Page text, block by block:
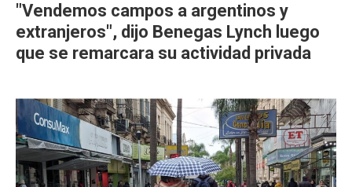
"Vendemos campos a argentinos y
extranjeros", dijo Benegas Lynch luego
que se remarcara su actividad privada